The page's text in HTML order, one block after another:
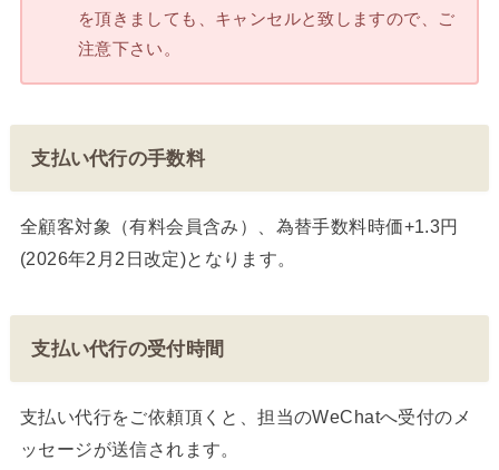
を頂きましても、キャンセルと致しますので、ご
注意下さい。
支払い代行の手数料
全顧客対象（有料会員含み）、為替手数料時価+1.3円
(2026年2月2日改定)となります。
支払い代行の受付時間
支払い代行をご依頼頂くと、担当のWeChatへ受付のメ
ッセージが送信されます。